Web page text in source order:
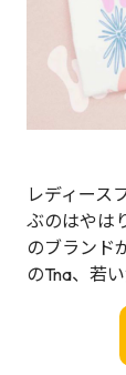
レディース
ぶのはやは
のブランド
のTna、若